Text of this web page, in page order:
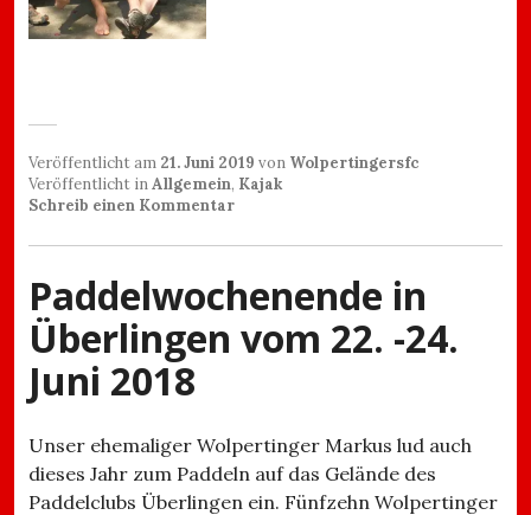
Veröffentlicht am 21. Juni 2019 von Wolpertingersfc
Veröffentlicht inAllgemein, Kajak
Schreib einen Kommentar
Paddelwochenende in
Überlingen vom 22. -24.
Juni 2018
Unser ehemaliger Wolpertinger Markus lud auch
dieses Jahr zum Paddeln auf das Gelände des
Paddelclubs Überlingen ein. Fünfzehn Wolpertinger